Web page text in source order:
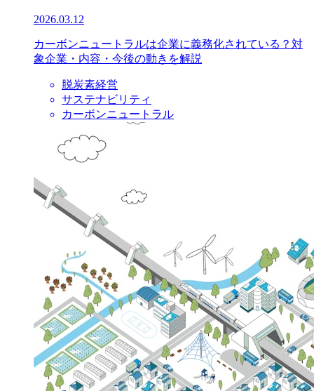
2026.03.12
カーボンニュートラルは企業に義務化されている？対
象企業・内容・今後の動きを解説
脱炭素経営
サステナビリティ
カーボンニュートラル